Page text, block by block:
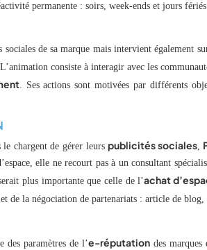
permanente : soirs, week-ends et jours
sociales de sa marque mais intervient également
consiste à interagir avec les
. Ses actions sont motivées par différents
le chargent de gérer leurspublicités sociales,
elle ne recourt pas à un consultant
plus importante que celle de l’achat
de la négociation de partenariats : article de blog,
des paramètres de l’e-réputation des